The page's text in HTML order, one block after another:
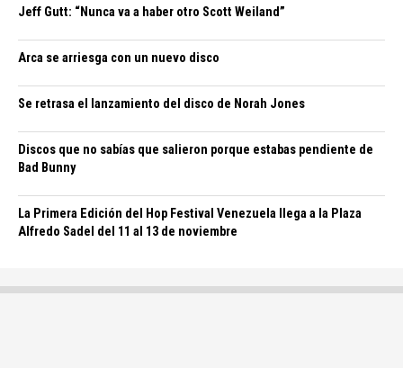
Jeff Gutt: “Nunca va a haber otro Scott Weiland”
Arca se arriesga con un nuevo disco
Se retrasa el lanzamiento del disco de Norah Jones
Discos que no sabías que salieron porque estabas pendiente de
Bad Bunny
La Primera Edición del Hop Festival Venezuela llega a la Plaza
Alfredo Sadel del 11 al 13 de noviembre